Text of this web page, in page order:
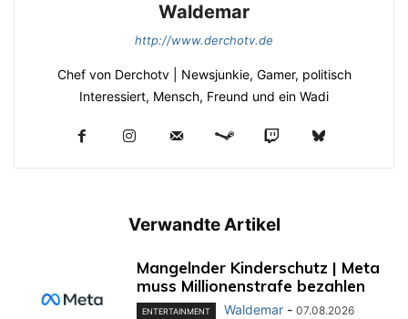
Waldemar
http://www.derchotv.de
Chef von Derchotv | Newsjunkie, Gamer, politisch
Interessiert, Mensch, Freund und ein Wadi
Verwandte Artikel
Mangelnder Kinderschutz | Meta
muss Millionenstrafe bezahlen
ENTERTAINMENT Waldemar - 07.08.2026